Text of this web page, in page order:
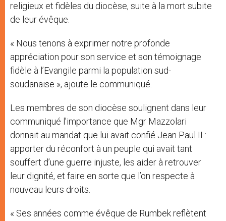
religieux et fidèles du diocèse, suite à la mort subite
de leur évêque.
« Nous tenons à exprimer notre profonde
appréciation pour son service et son témoignage
fidèle à l’Evangile parmi la population sud-
soudanaise », ajoute le communiqué.
Les membres de son diocèse soulignent dans leur
communiqué l’importance que Mgr Mazzolari
donnait au mandat que lui avait confié Jean Paul II :
apporter du réconfort à un peuple qui avait tant
souffert d’une guerre injuste, les aider à retrouver
leur dignité, et faire en sorte que l’on respecte à
nouveau leurs droits.
« Ses années comme évêque de Rumbek reflètent